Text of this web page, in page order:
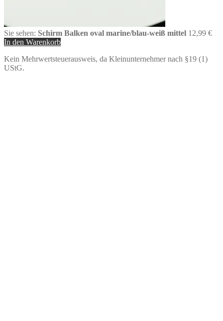
Sie sehen: Schirm Balken oval marine/blau-weiß mittel 12,99 €
In den Warenkorb
Kein Mehrwertsteuerausweis, da Kleinunternehmer nach §19 (1)
UStG.